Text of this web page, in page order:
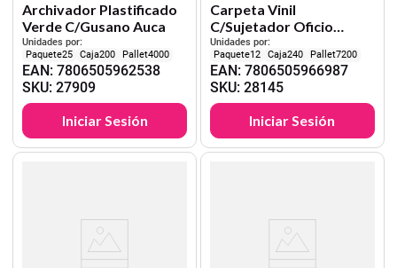
Archivador Plastificado
Verde C/Gusano Auca
Unidades por:
25
200 4000
EAN:7806505962538
SKU:27909
Iniciar Sesión
Carpeta Vinil
C/Sujetador Oficio
Negra Auca
Unidades por:
12
240 7200
EAN: 7806505966987
SKU: 28145
Iniciar Sesión